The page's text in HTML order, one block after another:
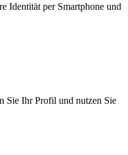
Identität per Smartphone und
Sie Ihr Profil und nutzen Sie